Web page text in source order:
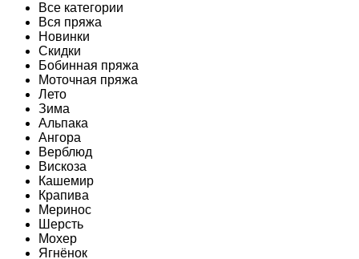
Все категории
Вся пряжа
Новинки
Скидки
Бобинная пряжа
Моточная пряжа
Лето
Зима
Альпака
Ангора
Верблюд
Вискоза
Кашемир
Крапива
Меринос
Шерсть
Мохер
Ягнёнок